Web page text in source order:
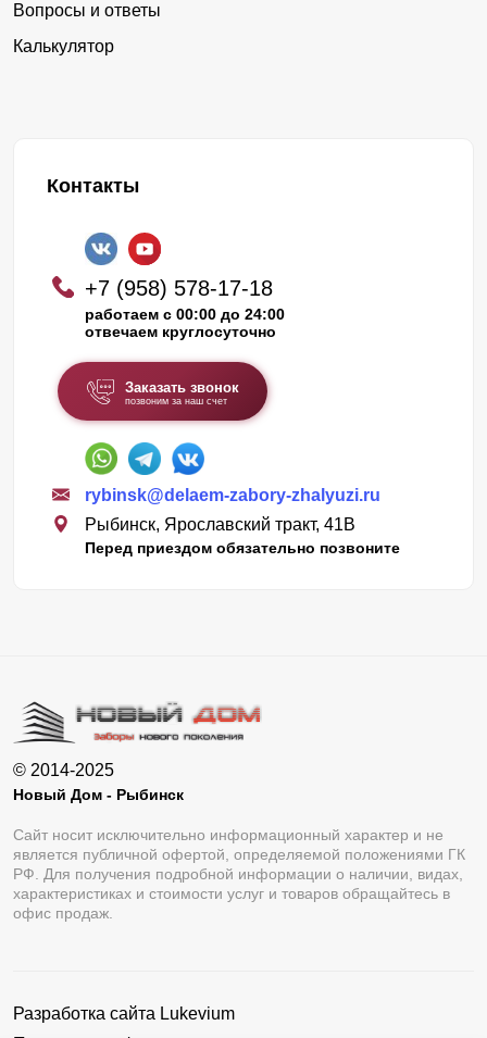
Вопросы и ответы
Калькулятор
Контакты
+7 (958) 578-17-18
работаем с 00:00 до 24:00
отвечаем круглосуточно
Заказать звонок
позвоним за наш счет
rybinsk@delaem-zabory-zhalyuzi.ru
Рыбинск, Ярославский тракт, 41В
Перед приездом обязательно позвоните
© 2014-2025
Новый Дом - Рыбинск
Сайт носит исключительно информационный характер и не
является публичной офертой, определяемой положениями ГК
РФ. Для получения подробной информации о наличии, видах,
характеристиках и стоимости услуг и товаров обращайтесь в
офис продаж.
Разработка сайта Lukevium